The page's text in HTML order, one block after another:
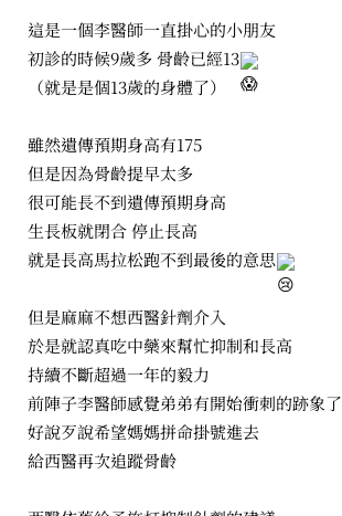
這是一個李醫師一直掛心的小朋友
初診的時候9歲多 骨齡已經13
（就是是個13歲的身體了）
雖然遺傳預期身高有175
但是因為骨齡提早太多
很可能長不到遺傳預期身高
生長板就閉合 停止長高
就是長高馬拉松跑不到最後的意思
但是麻麻不想西醫針劑介入
於是就認真吃中藥來幫忙抑制和長高
持續不斷超過一年的毅力
前陣子李醫師感覺弟弟有開始衝刺的跡象了
好說歹說希望媽媽拼命掛號進去
給西醫再次追蹤骨齡